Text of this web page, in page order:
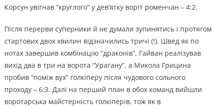
Корсун увігнав “круглого” у дев’ятку воріт роменчан – 4:2.
Після перерви суперники й не думали зупинятись і протягом
стартових двох хвилин відзначились тричі (!). Швед як по
нотах завершив комбінацію “драконів”, Гайван реалізував
вихід два в три на ворота “Урагану”, а Микола Грицина
пробив “поміж вух” голкіперу після чудового сольного
проходу – 6:3. Далі на перший план в обох команд вийшли
воротарська майстерність голкіперів, тож як в